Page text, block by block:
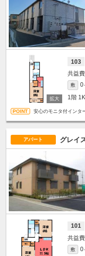
103
敷 0
1階
安心のモニタ付インタ
アパート グレイ
101
敷 0